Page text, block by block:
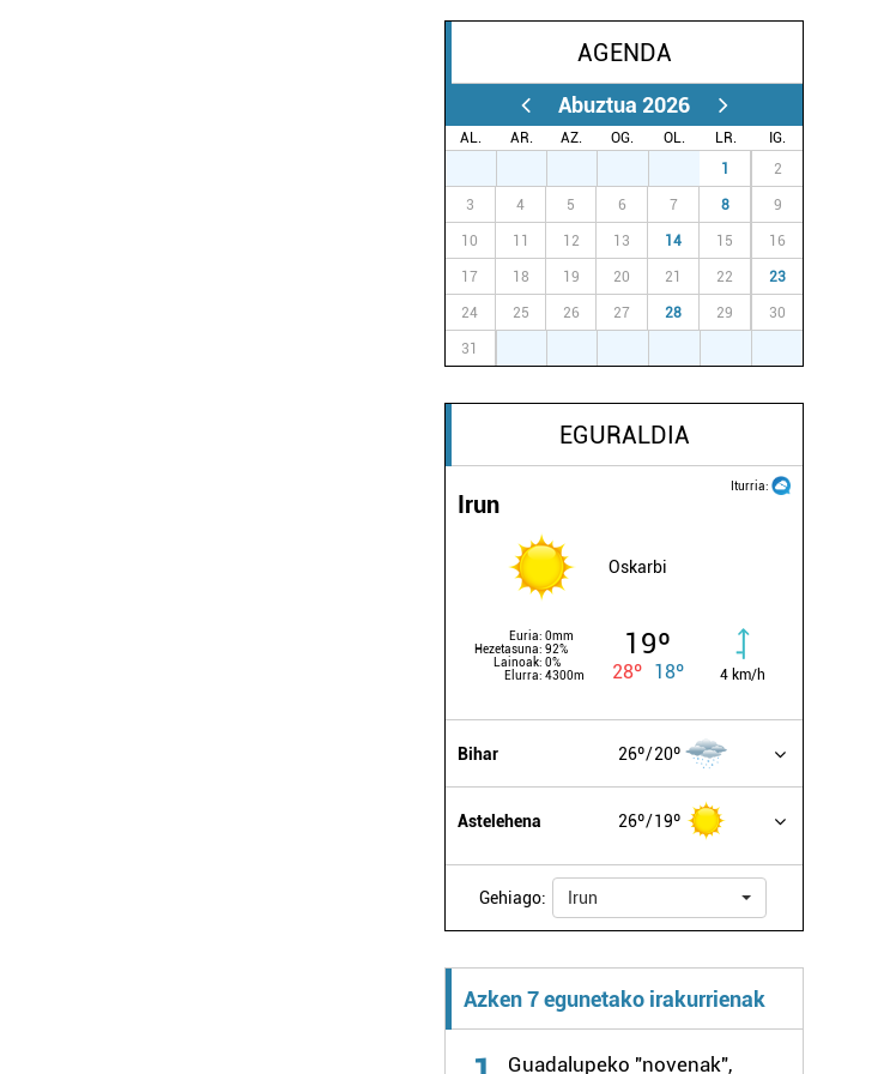
AGENDA
Abuztua 2026
AL. AR. AZ. OG. OL. LR.
IG.
1 2
3 4 5 6 7 8 9
10 11 12 13 14 15 16
17 18 19 20 21 22 23
24 25 26 27 28 29 30
31
EGURALDIA
Iturria:
Irun
Oskarbi
Euria: 0mm
Hezetasuna: 92%
Lainoak: 0%
Elurra: 4300m
19º
28º 18º 4 km/h
Bihar 26º 20º
Astelehena 26º 19º
Gehiago: Irun
Azken 7 egunetako irakurrienak
Guadalupeko "novenak",